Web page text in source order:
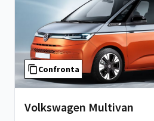
Confronta
Volkswagen Multivan